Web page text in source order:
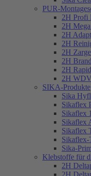
PUR-
2H Profi
2H
2H
2H
2H
2H
2H
2H
SIKA-Produkte
Sika
Sikaflex
Sikaflex
Sikaflex
Sikaflex
Sikaflex-
Sika-
Klebstoffe für
2H
2H